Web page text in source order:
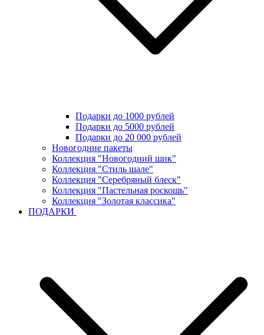
Подарки до 1000 рублей
Подарки до 5000 рублей
Подарки до 20 000 рублей
Новогодние пакеты
Коллекция "Новогодний шик"
Коллекция "Стиль шале"
Коллекция "Серебряный блеск"
Коллекция "Пастельная роскошь"
Коллекция "Золотая классика"
ПОДАРКИ